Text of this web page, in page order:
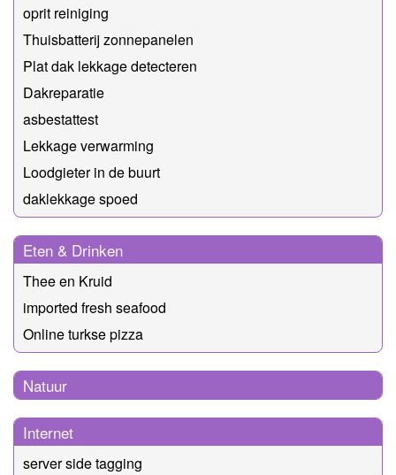
oprit reiniging
Thuisbatterij zonnepanelen
Plat dak lekkage detecteren
Dakreparatie
asbestattest
Lekkage verwarming
Loodgieter in de buurt
daklekkage spoed
Eten & Drinken
Thee en Kruid
imported fresh seafood
Online turkse pizza
Natuur
Internet
server side tagging